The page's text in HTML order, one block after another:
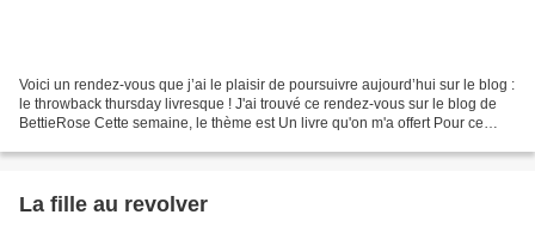
Voici un rendez-vous que j’ai le plaisir de poursuivre aujourd’hui sur le blog :
le throwback thursday livresque ! J'ai trouvé ce rendez-vous sur le blog de
BettieRose Cette semaine, le thème est Un livre qu'on m'a offert Pour ce
La fille au revolver